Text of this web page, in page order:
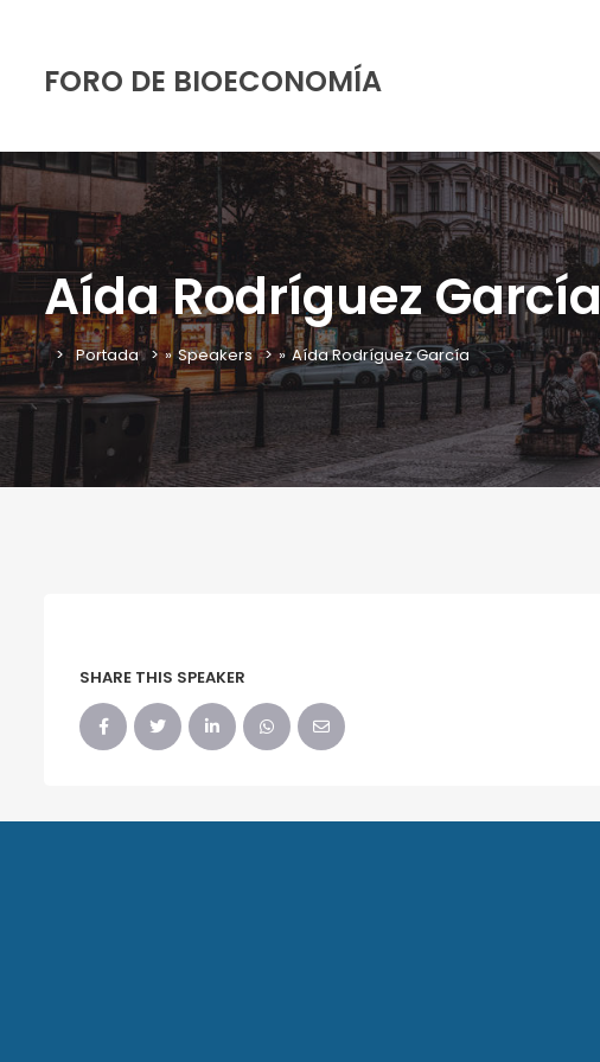
FORO DE BIOECONOMÍA
Aída Rodríguez García
Portada » Speakers » Aída Rodríguez García
SHARE THIS SPEAKER